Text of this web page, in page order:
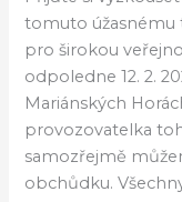
tomuto úžasnému
pro širokou
odpoledne 12. 2.
Mariánských
provozovatelka
samozřejmě
obchůdku.
12.
2.
2023